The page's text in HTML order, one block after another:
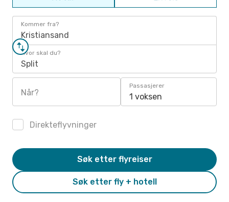
Kommer fra?
Kristiansand
Hvor skal du?
Split
Når?
Passasjerer
1 voksen
Direkteflyvninger
Søk etter fly + hotell
Søk etter flyreiser